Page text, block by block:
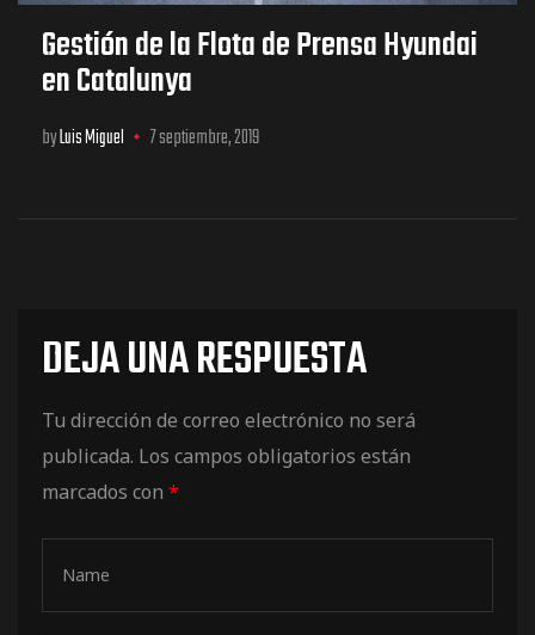
Gestión de la Flota de Prensa Hyundai
en Catalunya
byLuis Miguel 7 septiembre, 2019
DEJA UNA RESPUESTA
Tu dirección de correo electrónico no será
publicada. Los campos obligatorios están
marcados con *